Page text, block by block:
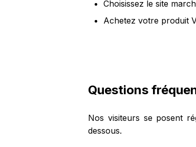
Choisissez le site
Achetez votre produit
Questions
Nos visiteurs se posent
dessous.